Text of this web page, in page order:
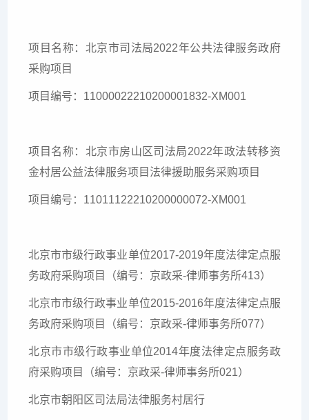
项目名称：北京市司法局2022年公共法律服务政府
采购项目
项目编号：11000022210200001832-XM001
项目名称：北京市房山区司法局2022年政法转移资
金村居公益法律服务项目法律援助服务采购项目
项目编号：11011122210200000072-XM001
北京市市级行政事业单位2017-2019年度法律定点服
务政府采购项目（编号：京政采-律师事务所413）
北京市市级行政事业单位2015-2016年度法律定点服
务政府采购项目（编号：京政采-律师事务所077）
北京市市级行政事业单位2014年度法律定点服务政
府采购项目（编号：京政采-律师事务所021）
北京市朝阳区司法局法律服务村居行